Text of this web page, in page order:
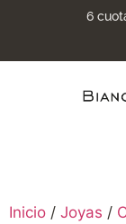
6
Inicio / Joyas /